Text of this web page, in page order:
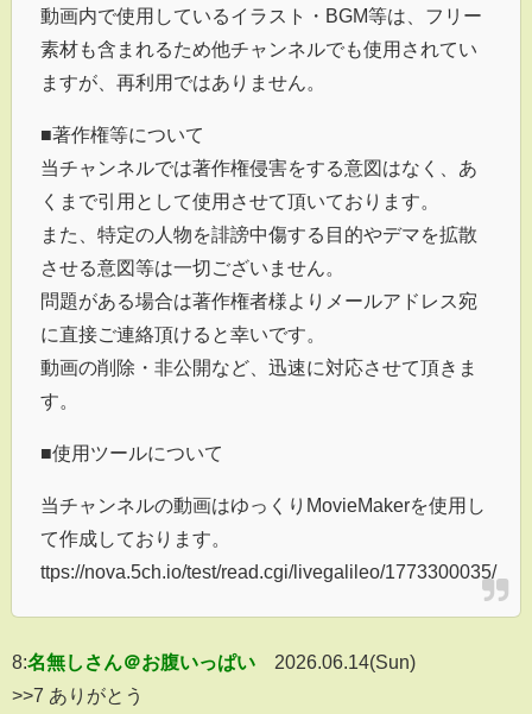
動画内で使用しているイラスト・BGM等は、フリー
素材も含まれるため他チャンネルでも使用されてい
ますが、再利用ではありません。
■著作権等について
当チャンネルでは著作権侵害をする意図はなく、あ
くまで引用として使用させて頂いております。
また、特定の人物を誹謗中傷する目的やデマを拡散
させる意図等は一切ございません。
問題がある場合は著作権者様よりメールアドレス宛
に直接ご連絡頂けると幸いです。
動画の削除・非公開など、迅速に対応させて頂きま
す。
■使用ツールについて
当チャンネルの動画はゆっくりMovieMakerを使用し
て作成しております。
ttps://nova.5ch.io/test/read.cgi/livegalileo/1773300035/
8:名無しさん＠お腹いっぱい
2026.06.14(Sun)
>>7 ありがとう